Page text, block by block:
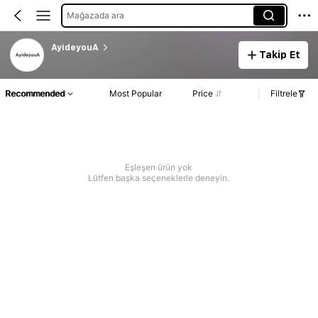
Mağazada ara
AyideyouA
Takip Et
Recommended Most Popular Price Filtrele
Eşleşen ürün yok
Lütfen başka seçeneklerle deneyin.